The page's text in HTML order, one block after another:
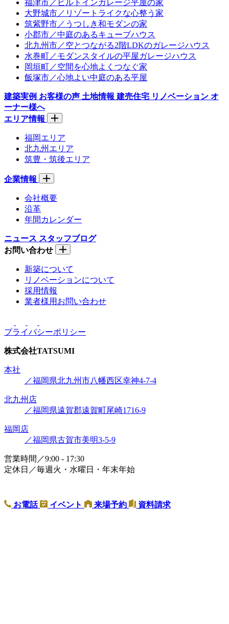
福津市／ビルトインガレージ平屋の家
大野城市／リゾートライクな心整う家
筑紫野市／うつしき和モダンの家
小郡市／中庭のあるキューブハウス
北九州市／空とつながる2階LDKのガレージハウス
水巻町／モダンスタイルの平屋ガレージハウス
岡垣町／空間を心地よくつなぐ家
飯塚市／心地よい中庭のある平屋
建築実例 お客様の声 土地情報 建売住宅 リノベーション オ
ーナー様へ
エリア情報
福岡エリア
北九州エリア
筑豊・筑後エリア
企業情報
会社概要
沿革
年間カレンダー
ニュース スタッフブログ
お問い合わせ
新築について
リノベーションについて
採用情報
業者様用お問い合わせ
プライバシーポリシー
株式会社TATSUMI
本社
／福岡県北九州市八幡西区幸神4-7-4
北九州店
／福岡県遠賀郡遠賀町尾崎1716-9
福岡店
／福岡県古賀市美明3-5-9
営業時間／9:00 - 17:30
定休日／毎週火・水曜日・年末年始
お電話 イベント 来場予約 資料請求